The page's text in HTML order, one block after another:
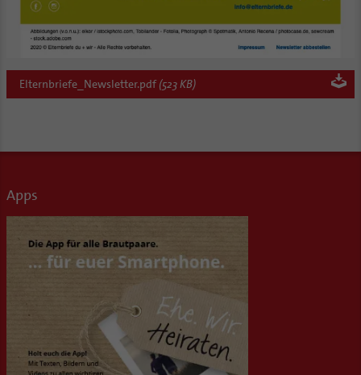
Elternbriefe_Newsletter.pdf(523 KB)
Apps